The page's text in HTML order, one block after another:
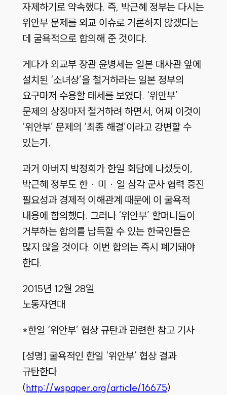
자제하기로 약속했다. 즉, 박근혜 정부는 다시는
위안부 문제를 외교 이슈로 거론하지 않겠다는
데 굴욕적으로 합의해 준 것이다.
게다가 외교부 장관 윤병세는 일본 대사관 앞에
설치된 ‘소녀상’을 철거하라는 일본 정부의
요구마저 수용할 태세를 보였다. ‘위안부’
문제의 상징마저 철거하려 하면서, 어찌 이것이
‘위안부’ 문제의 ‘최종 해결’이라고 강변할 수
있는가.
과거 아버지 박정희가 한일 회담에 나섰듯이,
박근혜 정부도 한 · 미 · 일 삼각 군사 협력 증진
필요성과 경제적 이해관계 때문에 이 굴욕적
내용에 합의했다. 그러나 ‘위안부’ 할머니들이
거부하는 합의를 납득할 수 있는 한국인들은
많지 않을 것이다. 이번 합의는 즉시 폐기돼야
한다.
2015년 12월 28일
노동자연대
*한일 ‘위안부’ 협상 규탄과 관련한 참고 기사
[성명] 굴욕적인 한일 ‘위안부’ 협상 결과
규탄한다
(http://wspaper.org/article/16675)